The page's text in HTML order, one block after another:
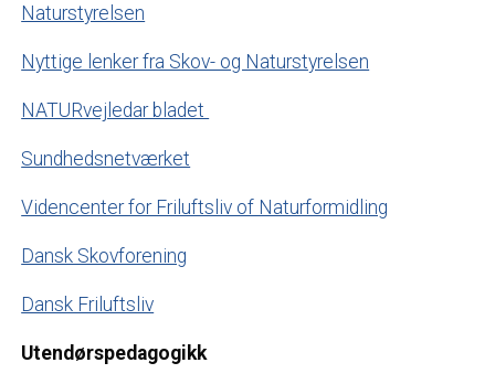
Naturstyrelsen
Nyttige lenker fra Skov- og Naturstyrelsen
NATURvejledar bladet
Sundhedsnetværket
Videncenter for Friluftsliv of Naturformidling
Dansk Skovforening
Dansk Friluftsliv
Utendørspedagogikk